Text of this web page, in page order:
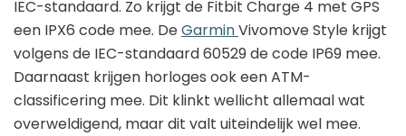
Withings
Xiaomi
IEC-standaard. Zo krijgt de Fitbit Charge 4 met GPS
een IPX6 code mee. DeGarminVivomove Style krijgt
volgens de IEC-standaard 60529 de code IP69 mee.
Daarnaast krijgen horloges ook een ATM-
classificering mee. Dit klinkt wellicht allemaal wat
overweldigend, maar dit valt uiteindelijk wel mee.